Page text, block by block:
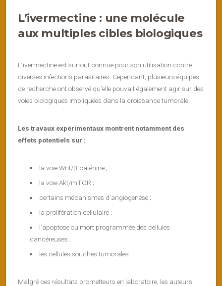
L’ivermectine : une molécule
aux multiples cibles biologiques
L’ivermectine est surtout connue pour son utilisation contre
diverses infections parasitaires. Cependant, plusieurs équipes
de recherche ont observé qu’elle pouvait également agir sur des
voies biologiques impliquées dans la croissance tumorale.
Les travaux expérimentaux montrent notamment des
effets potentiels sur :
la voie Wnt/β-caténine ;
la voie Akt/mTOR ;
certains mécanismes d’angiogenèse ;
la prolifération cellulaire ;
l’apoptose ou mort programmée des cellules
cancéreuses ;
les cellules souches tumorales.
Malgré ces résultats prometteurs en laboratoire, les auteurs